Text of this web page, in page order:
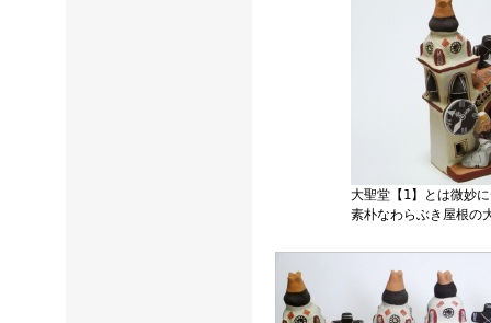
大聖堂【1】とは微妙
素朴なわらぶき屋根の